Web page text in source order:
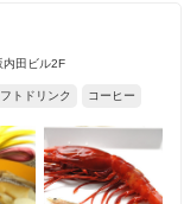
内田ビル2F
トドリンク コーヒー